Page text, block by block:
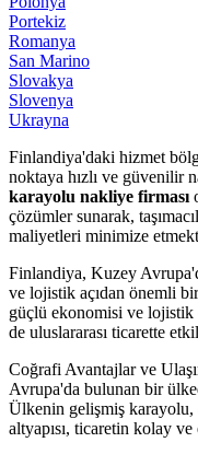
Portekiz
Romanya
San Marino
Slovakya
Slovenya
Ukrayna
Finlandiya'daki hizmet
noktaya hızlı ve güvenilir
karayolu nakliye firması
çözümler sunarak,
maliyetleri minimize
Finlandiya, Kuzey
ve lojistik açıdan önemli
güçlü ekonomisi ve lojistik
de uluslararası ticarette
Coğrafi Avantajlar ve
Avrupa'da bulunan bir
Ülkenin gelişmiş
altyapısı, ticaretin kolay